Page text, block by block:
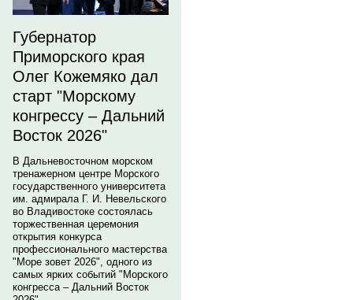
Губернатор
Приморского края
Олег Кожемяко дал
старт "Морскому
конгрессу – Дальний
Восток 2026"
В Дальневосточном морском
тренажерном центре Морского
государственного университета
им. адмирала Г. И. Невельского
во Владивостоке состоялась
торжественная церемония
открытия конкурса
профессионального мастерства
"Море зовет 2026", одного из
самых ярких событий "Морского
конгресса – Дальний Восток